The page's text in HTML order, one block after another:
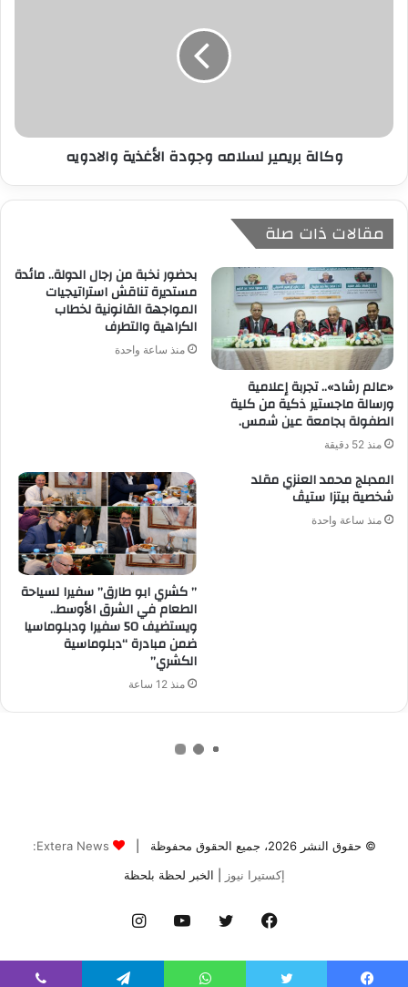
© حقوق النشر 2026، جميع الحقوق محفوظة |
Extera News:
إكستيرا نيوز
| الخبر لحظة بلحظة
فيسبوك تويتر يوتيوب